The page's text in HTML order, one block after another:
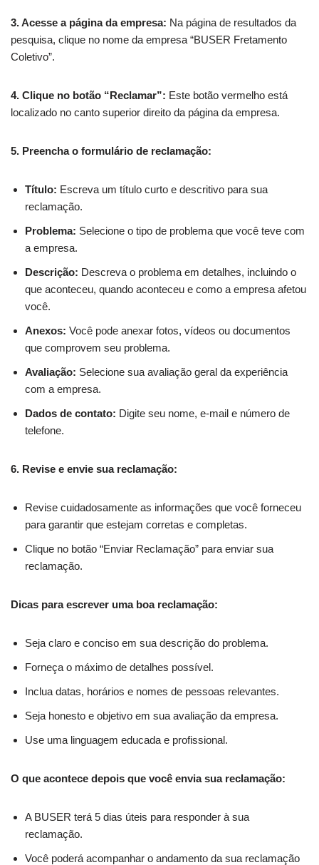
3. Acesse a página da empresa: Na página de resultados da
pesquisa, clique no nome da empresa “BUSER Fretamento
Coletivo”.
4. Clique no botão “Reclamar”: Este botão vermelho está
localizado no canto superior direito da página da empresa.
5. Preencha o formulário de reclamação:
Título: Escreva um título curto e descritivo para sua
reclamação.
Problema: Selecione o tipo de problema que você teve com
a empresa.
Descrição: Descreva o problema em detalhes, incluindo o
que aconteceu, quando aconteceu e como a empresa afetou
você.
Anexos: Você pode anexar fotos, vídeos ou documentos
que comprovem seu problema.
Avaliação: Selecione sua avaliação geral da experiência
com a empresa.
Dados de contato: Digite seu nome, e-mail e número de
telefone.
6. Revise e envie sua reclamação:
Revise cuidadosamente as informações que você forneceu
para garantir que estejam corretas e completas.
Clique no botão “Enviar Reclamação” para enviar sua
reclamação.
Dicas para escrever uma boa reclamação:
Seja claro e conciso em sua descrição do problema.
Forneça o máximo de detalhes possível.
Inclua datas, horários e nomes de pessoas relevantes.
Seja honesto e objetivo em sua avaliação da empresa.
Use uma linguagem educada e profissional.
O que acontece depois que você envia sua reclamação:
A BUSER terá 5 dias úteis para responder à sua
reclamação.
Você poderá acompanhar o andamento da sua reclamação